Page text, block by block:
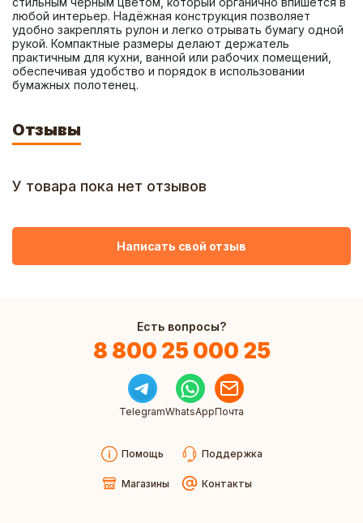
любой интерьер. Надёжная конструкция позволяет
удобно закреплять рулон и легко отрывать бумагу одной
рукой. Компактные размеры делают держатель
практичным для кухни, ванной или рабочих помещений,
обеспечивая удобство и порядок в использовании
бумажных полотенец.
Отзывы
У товара пока нет отзывов
Написать свой отзыв
Есть вопросы?
8 800 25 000 25
TelegramWhatsAppПочта
Помощь Поддержка
Магазины Контакты